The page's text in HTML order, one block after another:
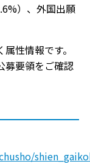
）、外国出願
性情報です。
募要領をご確認